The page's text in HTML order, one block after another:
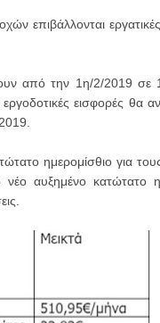
επιβάλλονται
από την 1η/2/2019 σε
εισφορές θα
ημερομίσθιο για
αυξημένο κατώτατο